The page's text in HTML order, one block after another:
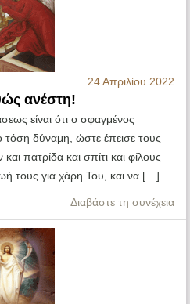
24 Απριλίου 2022
ανέστη!
είναι ότι ο σφαγμένος
τόση δύναμη, ώστε έπεισε τους
πατρίδα και σπίτι και φίλους
τους για χάρη Του, και να […]
Διαβάστε τη συνέχεια